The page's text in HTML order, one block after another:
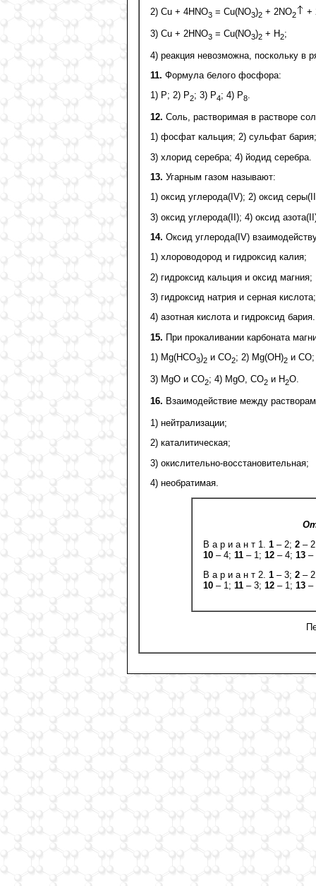
2) Сu + 4НNО3 = Сu(NO3)2 + 2NO2 +
3) Сu + 2НNО3 = Сu(NO3)2 + Н2;
4) реакция невозможна, поскольку в
11. Формула белого фосфора:
1) Р; 2) Р2; 3) Р4; 4) Р8.
12. Соль, растворимая в растворе
1) фосфат кальция; 2) сульфат бария;
3) хлорид серебра; 4) йодид серебра.
13. Угарным газом называют:
1) оксид углерода(IV); 2) оксид
3) оксид углерода(II); 4) оксид
14. Оксид углерода(IV)
1) хлороводород и гидроксид калия;
2) гидроксид кальция и оксид магния;
3) гидроксид натрия и серная кислота;
4) азотная кислота и гидроксид бария.
15. При прокаливании карбоната
1) Mg(HCO3)2 и СО2; 2) Mg(OH)2 и СО;
3) MgO и CО2; 4) MgO, CO2 и H2O.
16. Взаимодействие между
1) нейтрализации;
2) каталитическая;
3) окислительно-восстановительная;
4) необратимая.
В а р и а н т 1. 1 – 2; 2 –
10 – 4; 11 – 1; 12 – 4; 13 –
В а р и а н т 2. 1 – 3; 2 –
10 – 1; 11 – 3; 12 – 1; 13 –